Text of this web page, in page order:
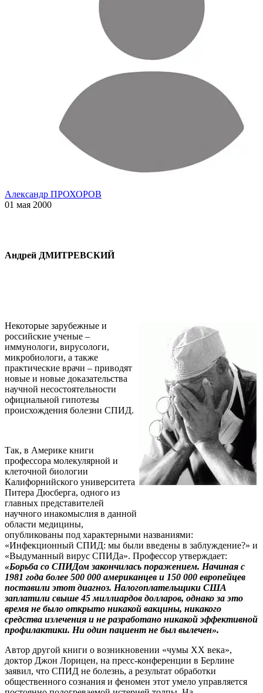
Александр ПРОХОРОВ
01 мая 2000
Андрей ДМИТРЕВСКИЙ
Некоторые зарубежные и
российские ученые –
иммунологи, вирусологи,
микробиологи, а также
практические врачи – приводят
новые и новые доказательства
научной несостоятельности
официальной гипотезы
происхождения болезни СПИД.
Так, в Америке книги
профессора молекулярной и
клеточной биологии
Калифорнийского университета
Питера Дюсберга, одного из
главных представителей
научного инакомыслия в данной
области медицины,
опубликованы под характерными названиями:
«Инфекционный СПИД: мы были введены в заблуждение?» и
«Выдуманный вирус СПИДа». Профессор утверждает:
«Борьба со СПИДом закончилась поражением. Начиная с
1981 года более 500 000 американцев и 150 000 европейцев
поставили этот диагноз. Налогоплательщики США
заплатили свыше 45 миллиардов долларов, однако за это
время не было открыто никакой вакцины, никакого
средства излечения и не разработано никакой эффективной
профилактики. Ни один пациент не был вылечен».
Автор другой книги о возникновении «чумы ХХ века»,
доктор Джон Лорицен, на пресс-конференции в Берлине
заявил, что СПИД не болезнь, а результат обработки
общественного сознания и феномен этот умело управляется